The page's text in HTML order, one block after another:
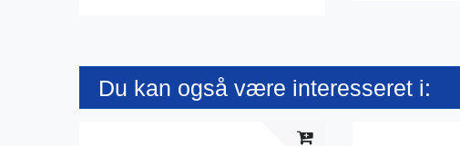
Du kan også være interesseret i: